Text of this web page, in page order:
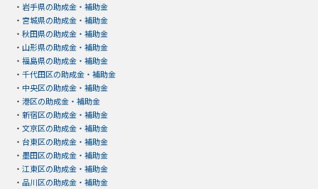
・ 岩手県の助成金・補助金
・ 宮城県の助成金・補助金
・ 秋田県の助成金・補助金
・ 山形県の助成金・補助金
・ 福島県の助成金・補助金
・ 千代田区の助成金・補助金
・ 中央区の助成金・補助金
・ 港区の助成金・補助金
・ 新宿区の助成金・補助金
・ 文京区の助成金・補助金
・ 台東区の助成金・補助金
・ 墨田区の助成金・補助金
・ 江東区の助成金・補助金
・ 品川区の助成金・補助金